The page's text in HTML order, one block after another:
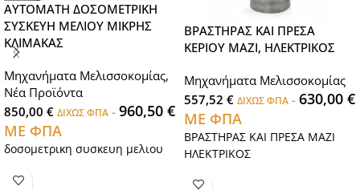
ΑΥΤΟΜΑΤΗ ΔΟΣΟΜΕΤΡΙΚΗ
ΣΥΣΚΕΥΗ ΜΕΛΙΟΥ ΜΙΚΡΗΣ
ΚΛΙΜΑΚΑΣ
Μηχανήματα Μελισσοκομίας,
Νέα Προϊόντα
850,00 € ΔΙΧΩΣ ΦΠΑ - 960,50 €
ΜΕ ΦΠΑ
δοσομετρικη συσκευη μελιου
ΒΡΑΣΤΗΡΑΣ ΚΑΙ ΠΡΕΣΑ
ΚΕΡΙΟΥ ΜΑΖΙ, ΗΛΕΚΤΡΙΚΟΣ
Μηχανήματα Μελισσοκομίας
557,52 € ΔΙΧΩΣ ΦΠΑ - 630,00 €
ΜΕ ΦΠΑ
ΒΡΑΣΤΗΡΑΣ ΚΑΙ ΠΡΕΣΑ ΜΑΖΙ
ΗΛΕΚΤΡΙΚΟΣ